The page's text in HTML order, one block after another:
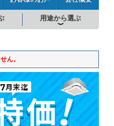
用途から選ぶ
ん。